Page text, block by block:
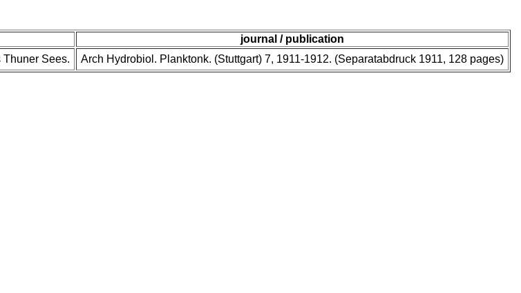
journal / publication
Sees. Arch Hydrobiol. Planktonk. (Stuttgart) 7, 1911-1912. (Separatabdruck 1911, 128 pages)